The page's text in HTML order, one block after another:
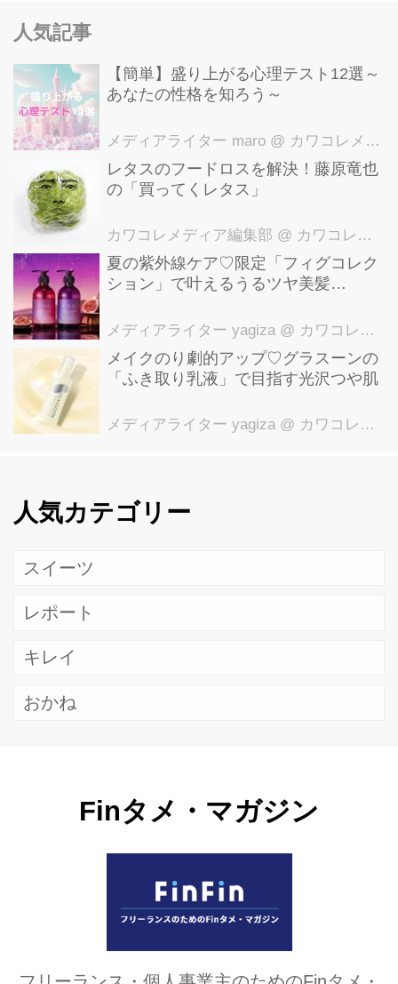
人気記事
【簡単】盛り上がる心理テスト12選～
あなたの性格を知ろう～
メディアライター maro @ カワコレメディア編集部
レタスのフードロスを解決！藤原竜也
の「買ってくレタス」
カワコレメディア編集部 @ カワコレメディア編集部
夏の紫外線ケア♡限定「フィグコレク
ション」で叶えるうるツヤ美髪
メディアライター yagiza @ カワコレメディア編集部
メイクのり劇的アップ♡グラスーンの
「ふき取り乳液」で目指す光沢つや肌
メディアライター yagiza @ カワコレメディア編集部
人気カテゴリー
スイーツ
レポート
キレイ
おかね
Finタメ・マガジン